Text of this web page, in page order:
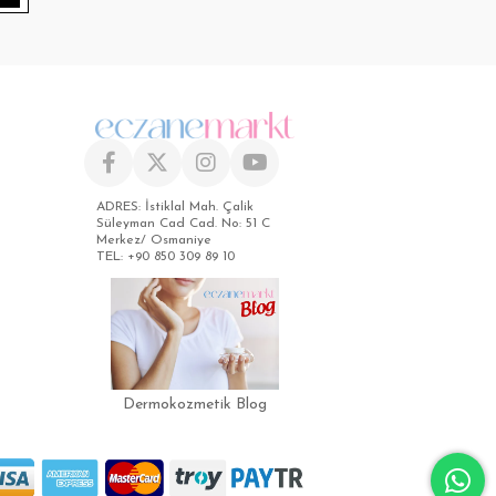
ADRES: İstiklal Mah. Çalik
Süleyman Cad Cad. No: 51 C
Merkez/ Osmaniye
TEL: +90 850 309 89 10
Dermokozmetik Blog